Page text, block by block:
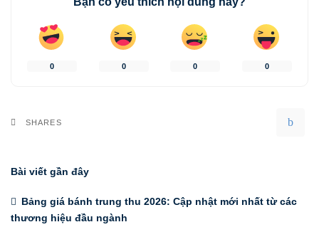
0 0 0 0
SHARES
Bài viết gần đây
Bảng giá bánh trung thu 2026: Cập nhật mới nhất từ các
thương hiệu đầu ngành